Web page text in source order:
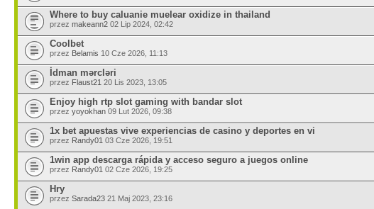
Where to buy caluanie muelear oxidize in thailand
przez makeann2 02 Lip 2024, 02:42
Coolbet
przez Belamis 10 Cze 2026, 11:13
İdman mərcləri
przez Flaust21 20 Lis 2023, 13:05
Enjoy high rtp slot gaming with bandar slot
przez yoyokhan 09 Lut 2026, 09:38
1x bet apuestas vive experiencias de casino y deportes en vi
przez Randy01 03 Cze 2026, 19:51
1win app descarga rápida y acceso seguro a juegos online
przez Randy01 02 Cze 2026, 19:25
Hry
przez Sarada23 21 Maj 2023, 23:16